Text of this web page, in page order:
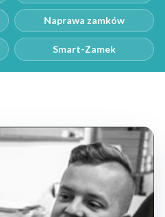
Naprawa zamków
Smart-Zamek